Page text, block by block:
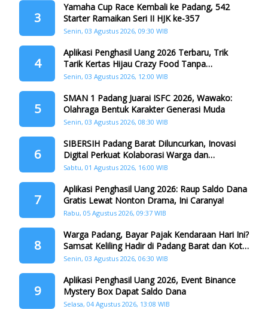
3
Yamaha Cup Race Kembali ke Padang, 542
Starter Ramaikan Seri II HJK ke-357
Senin, 03 Agustus 2026, 09:30 WIB
4
Aplikasi Penghasil Uang 2026 Terbaru, Trik
Tarik Kertas Hijau Crazy Food Tanpa
Penggandaan
Senin, 03 Agustus 2026, 12:00 WIB
5
SMAN 1 Padang Juarai ISFC 2026, Wawako:
Olahraga Bentuk Karakter Generasi Muda
Senin, 03 Agustus 2026, 08:30 WIB
6
SIBERSIH Padang Barat Diluncurkan, Inovasi
Digital Perkuat Kolaborasi Warga dan
Pemerintah Atasi Persampahan
Sabtu, 01 Agustus 2026, 16:00 WIB
7
Aplikasi Penghasil Uang 2026: Raup Saldo Dana
Gratis Lewat Nonton Drama, Ini Caranya!
Rabu, 05 Agustus 2026, 09:37 WIB
8
Warga Padang, Bayar Pajak Kendaraan Hari Ini?
Samsat Keliling Hadir di Padang Barat dan Koto
Tangah
Senin, 03 Agustus 2026, 06:30 WIB
9
Aplikasi Penghasil Uang 2026, Event Binance
Mystery Box Dapat Saldo Dana
Selasa, 04 Agustus 2026, 13:08 WIB